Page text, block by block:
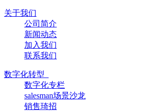
关于我们
公司简介
新闻动态
加入我们
联系我们
数字化转型
数字化专栏
salesman场景沙龙
销售琦招